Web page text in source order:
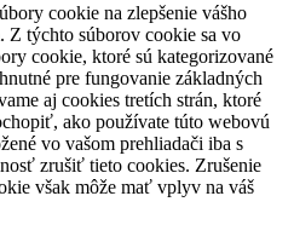
cookie na zlepšenie vášho
Z týchto súborov cookie sa vo
cookie, ktoré sú kategorizované
pre fungovanie základných
aj cookies tretích strán, ktoré
ako používate túto webovú
vo vašom prehliadači iba s
zrušiť tieto cookies. Zrušenie
však môže mať vplyv na váš